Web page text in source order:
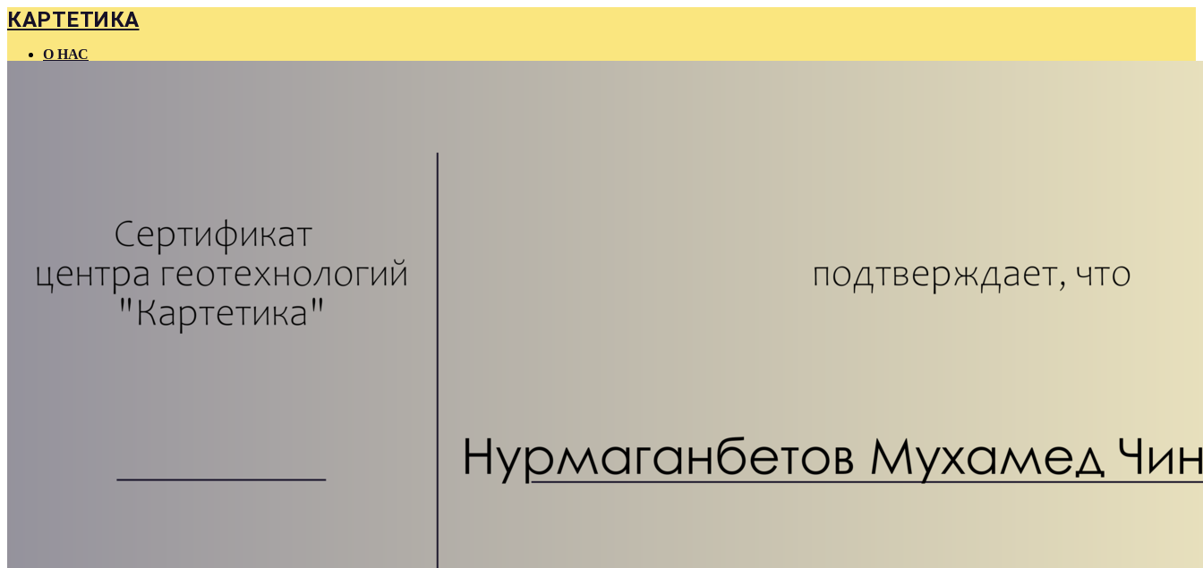
КАРТЕТИКА
О НАС